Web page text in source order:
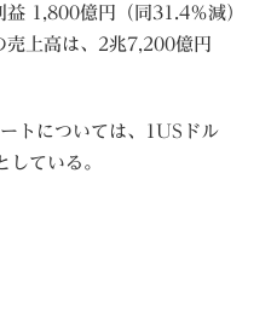
1,800億円（同31.4％減）
売上高は、2兆7,200億円
トについては、1USドル
ている。